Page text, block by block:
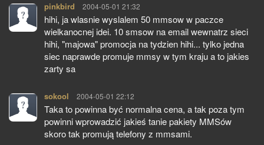
pinkbird pisze:
2004-05-01 21:32
hihi, ja wlasnie wyslalem 50 mmsow w paczce
wielkanocnej idei. 10 smsow na email wewnatrz sieci
hihi, "majowa" promocja na tydzien hihi... tylko jedna
siec naprawde promuje mmsy w tym kraju a to jakies
zarty sa
sokool pisze:
2004-05-01 22:12
Taka to powinna być normalna cena, a tak poza tym
powinni wprowadzić jakieś tanie pakiety MMSów
skoro tak promują telefony z mmsami.